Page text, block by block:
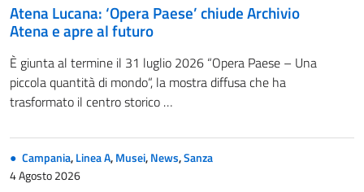
Atena Lucana: ‘Opera Paese’ chiude Archivio
Atena e apre al futuro
È giunta al termine il 31 luglio 2026 “Opera Paese – Una
piccola quantità di mondo“, la mostra diffusa che ha
trasformato il centro storico …
Campania,Linea A,Musei,News,Sanza
4 Agosto 2026